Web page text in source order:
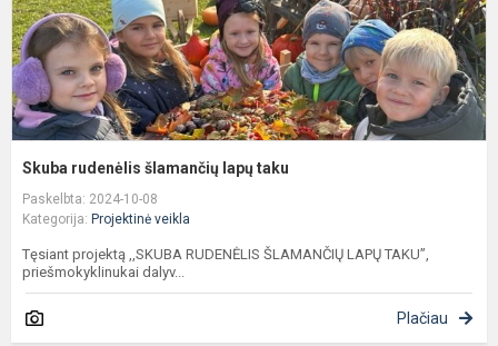
Skuba rudenėlis šlamančių lapų taku
Paskelbta: 2024-10-08
Kategorija: Projektinė veikla
Tęsiant projektą ,,SKUBA RUDENĖLIS ŠLAMANČIŲ LAPŲ TAKU”,
priešmokyklinukai dalyv...
Plačiau